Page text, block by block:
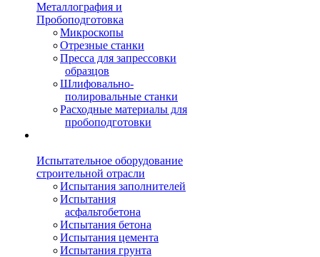
Металлография и
Пробоподготовка
Микроскопы
Отрезные станки
Пресса для запрессовки
образцов
Шлифовально-
полировальные станки
Расходные материалы для
пробоподготовки
Испытательное оборудование
строительной отрасли
Испытания заполнителей
Испытания
асфальтобетона
Испытания бетона
Испытания цемента
Испытания грунта